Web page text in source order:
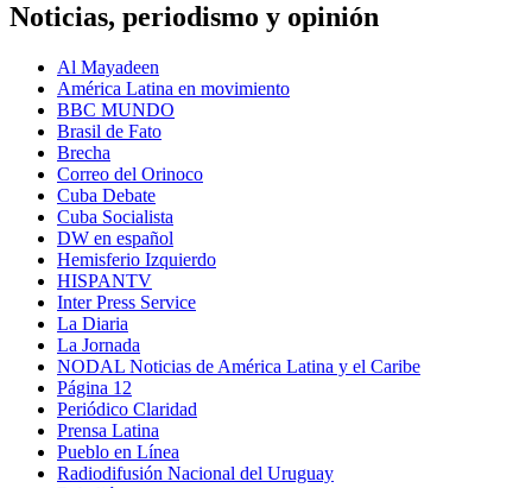
Noticias, periodismo y opinión
Al Mayadeen
América Latina en movimiento
BBC MUNDO
Brasil de Fato
Brecha
Correo del Orinoco
Cuba Debate
Cuba Socialista
DW en español
Hemisferio Izquierdo
HISPANTV
Inter Press Service
La Diaria
La Jornada
NODAL Noticias de América Latina y el Caribe
Página 12
Periódico Claridad
Prensa Latina
Pueblo en Línea
Radiodifusión Nacional del Uruguay